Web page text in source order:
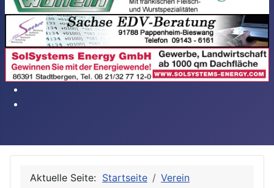
Aktuelle Seite: Startseite
Verein